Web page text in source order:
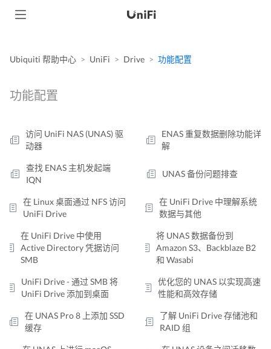
Ubiquiti 帮助中心 UniFi Drive 功能配置
功能配置
访问 UniFi NAS (UNAS) 驱
动器
ENAS 重复数据删除功能详
解
查找 ENAS 主机发起端
IQN
UNAS 备份问题排查
在 Linux 桌面通过 NFS 访问
UniFi Drive
在 UniFi Drive 中理解系统
数据与其他
在 UniFi Drive 中使用
Active Directory 凭据访问
SMB
将 UNAS 数据备份到
Amazon S3、Backblaze B2
和 Wasabi
UniFi Drive - 通过 SMB 将
UniFi Drive 添加到桌面
优化您的 UNAS 以实现高速
性能和高效存储
在 UNAS Pro 8 上添加 SSD
缓存
了解 UniFi Drive 存储池和
RAID 组